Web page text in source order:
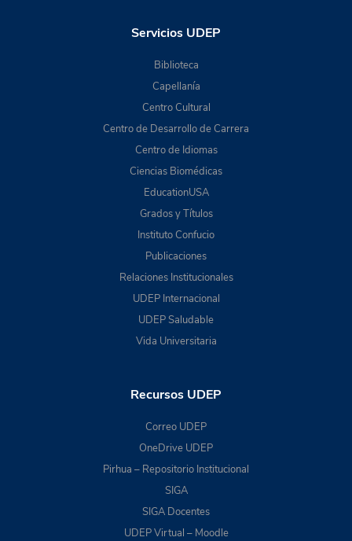
Servicios UDEP
Biblioteca
Capellanía
Centro Cultural
Centro de Desarrollo de Carrera
Centro de Idiomas
Ciencias Biomédicas
EducationUSA
Grados y Títulos
Instituto Confucio
Publicaciones
Relaciones Institucionales
UDEP Internacional
UDEP Saludable
Vida Universitaria
Recursos UDEP
Correo UDEP
OneDrive UDEP
Pirhua – Repositorio Institucional
SIGA
SIGA Docentes
UDEP Virtual – Moodle